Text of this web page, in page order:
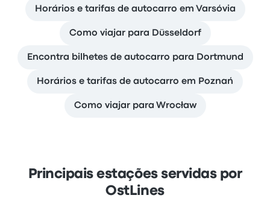
Horários e tarifas de autocarro em Varsóvia
Como viajar para Düsseldorf
Encontra bilhetes de autocarro para Dortmund
Horários e tarifas de autocarro em Poznań
Como viajar para Wrocław
Principais estações servidas por
OstLines